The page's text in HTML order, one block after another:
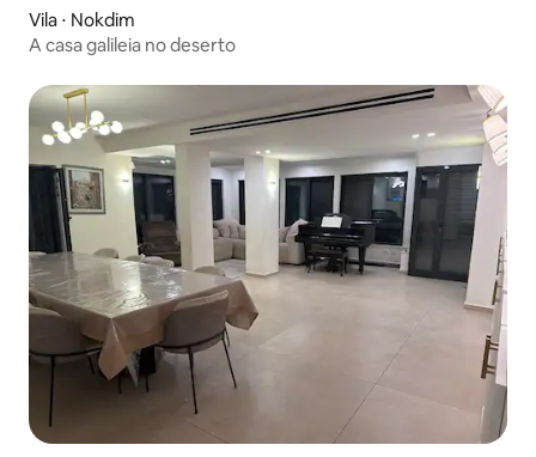
Vila ⋅ Nokdim
A casa galileia no deserto